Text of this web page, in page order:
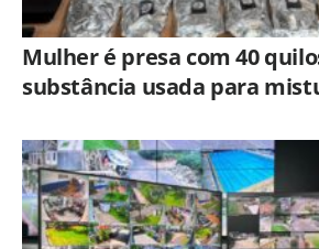
Mulher é presa com 40
substância usada para
Piracicaba